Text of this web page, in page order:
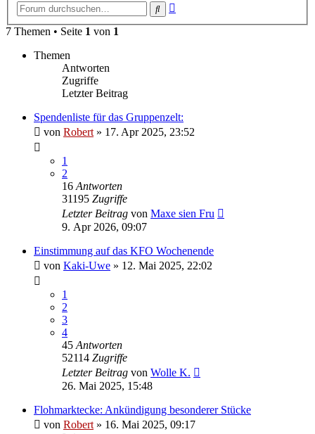
Suche
7 Themen • Seite 1 von 1
Themen
Antworten
Zugriffe
Letzter Beitrag
Spendenliste für das Gruppenzelt:
von Robert » 17. Apr 2025, 23:52
1
2
16 Antworten
31195 Zugriffe
Letzter Beitrag von Maxe sien Fru
9. Apr 2026, 09:07
Einstimmung auf das KFO Wochenende
von Kaki-Uwe » 12. Mai 2025, 22:02
1
2
3
4
45 Antworten
52114 Zugriffe
Letzter Beitrag von Wolle K.
26. Mai 2025, 15:48
Flohmarktecke: Ankündigung besonderer Stücke
von Robert » 16. Mai 2025, 09:17